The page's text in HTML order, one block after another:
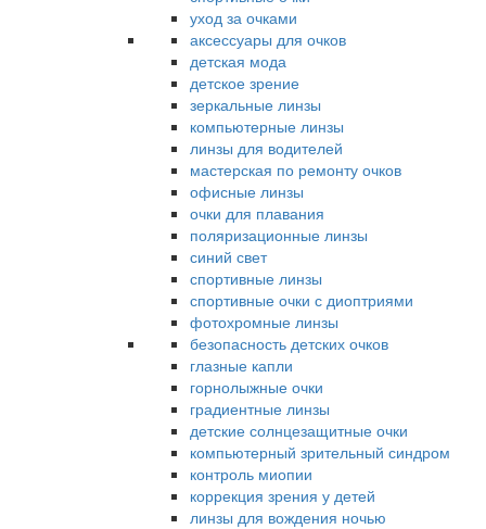
уход за очками
аксессуары для очков
детская мода
детское зрение
зеркальные линзы
компьютерные линзы
линзы для водителей
мастерская по ремонту очков
офисные линзы
очки для плавания
поляризационные линзы
синий свет
спортивные линзы
спортивные очки с диоптриями
фотохромные линзы
безопасность детских очков
глазные капли
горнолыжные очки
градиентные линзы
детские солнцезащитные очки
компьютерный зрительный синдром
контроль миопии
коррекция зрения у детей
линзы для вождения ночью